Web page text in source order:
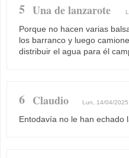
5 Una de lanzarote
Porque no hacen varias
los barranco y luego
distribuir el agua para él
6 Claudio Lun, 14/04/
Entodavía no le han echado